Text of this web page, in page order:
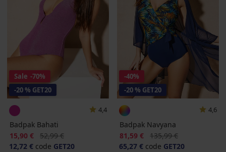
Sale -70%
-20 % GET20
4,4
Badpak Bahati
Korting
15,90 € Oorspronkelijke prijs
52,99 €
12,72 € code GET20
-40%
-20 % GET20
4,6
Badpak Navyana
Korting
81,59 € Oorspronkelijke prijs
135,99 €
65,27 € code GET20